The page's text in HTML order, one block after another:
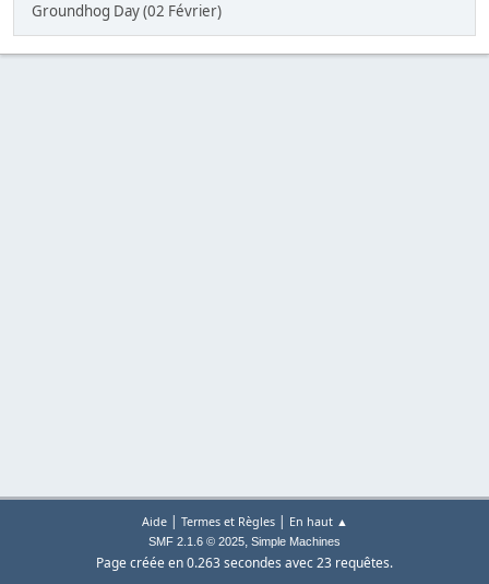
Groundhog Day (02 Février)
Aide| Termes et Règles| En haut ▲
SMF 2.1.6 © 2025, Simple Machines
Page créée en 0.263 secondes avec 23 requêtes.